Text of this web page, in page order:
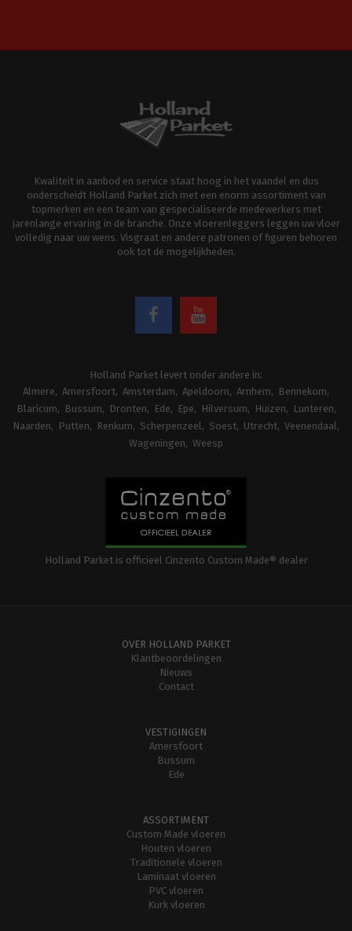
Kwaliteit in aanbod en service staat hoog in het vaandel en dus
onderscheidt Holland Parket zich met een enorm assortiment van
topmerken en een team van gespecialiseerde medewerkers met
jarenlange ervaring in de branche. Onze vloerenleggers leggen uw vloer
volledig naar uw wens. Visgraat en andere patronen of figuren behoren
ook tot de mogelijkheden.
Holland Parket levert onder andere in:
Almere
Amersfoort Amsterdam Apeldoorn Arnhem
Bennekom
Blaricum
Bussum Dronten Ede Epe Hilversum Huizen
Lunteren
Naarden
Putten Renkum Scherpenzeel Soest Utrecht Veenendaal
Wageningen
Weesp
Holland Parket is officieel Cinzento Custom Made® dealer
OVER HOLLAND PARKET
Klantbeoordelingen
Nieuws
Contact
VESTIGINGEN
Amersfoort
Bussum
Ede
ASSORTIMENT
Custom Made vloeren
Houten vloeren
Traditionele vloeren
Laminaat vloeren
PVC vloeren
Kurk vloeren